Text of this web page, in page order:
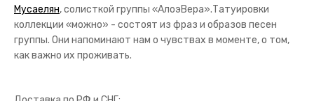
Мусаелян, солисткой группы «АлоэВера».Татуировки
коллекции «можно» - состоят из фраз и образов песен
группы. Они напоминают нам о чувствах в моменте, о том,
как важно их проживать.